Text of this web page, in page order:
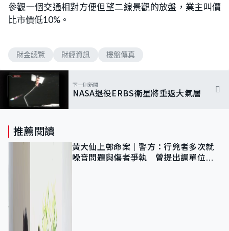
參觀一個交通相對方便但望二線景觀的放盤，業主叫價
比市價低10%。
財金總覽 財經資訊 樓盤傳真
下一則新聞
NASA退役ERBS衛星將重返大氣層
推薦閱讀
黃大仙上邨命案｜警方：行兇者多次就
噪音問題與傷者爭執 曾提出調單位已